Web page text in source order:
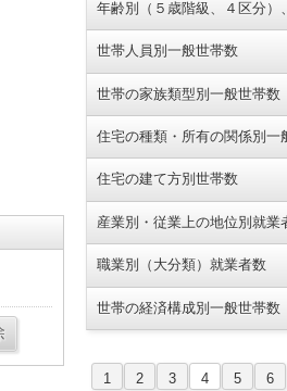
年齢別（５歳階級、４区分）
世帯人員別一般世帯数
世帯の家族類型別一般世帯数
住宅の種類・所有の関係別一
住宅の建て方別世帯数
産業別・従業上の地位別就業
職業別（大分類）就業者数
世帯の経済構成別一般世帯数
1 2 3 4 5
6